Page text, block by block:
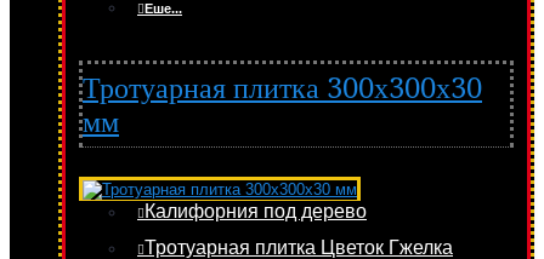
Еше...
Тротуарная плитка 300х300х30
мм
Калифорния под дерево
Тротуарная плитка Цветок Гжелка